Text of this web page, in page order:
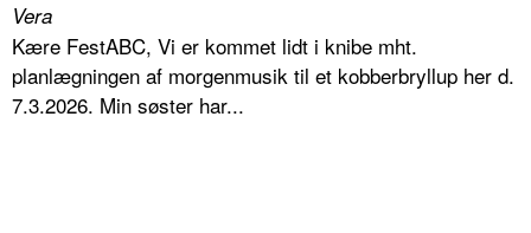
Vera
Kære FestABC, Vi er kommet lidt i knibe mht.
planlægningen af morgenmusik til et kobberbryllup her d.
7.3.2026. Min søster har...